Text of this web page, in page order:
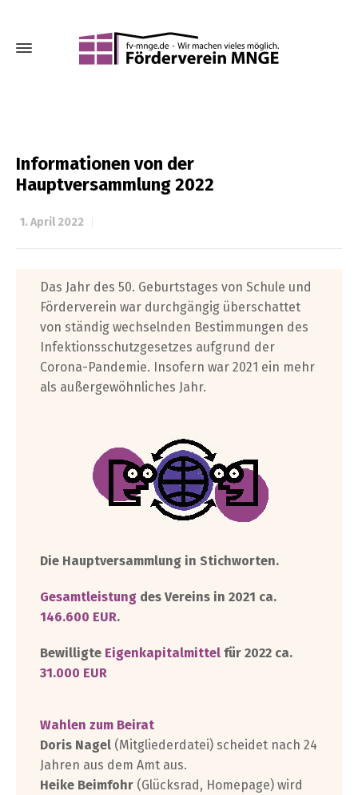
Informationen von der
Hauptversammlung 2022
1. April 2022
Das Jahr des 50. Geburtstages von Schule und
Förderverein war durchgängig überschattet
von ständig wechselnden Bestimmungen des
Infektionsschutzgesetzes aufgrund der
Corona-Pandemie. Insofern war 2021 ein mehr
als außergewöhnliches Jahr.
Die Hauptversammlung in Stichworten.
Gesamtleistung des Vereins in 2021 ca.
146.600 EUR.
Bewilligte Eigenkapitalmittel für 2022 ca.
31.000 EUR
Wahlen zum Beirat
Doris Nagel (Mitgliederdatei) scheidet nach 24
Jahren aus dem Amt aus.
Heike Beimfohr (Glücksrad, Homepage) wird